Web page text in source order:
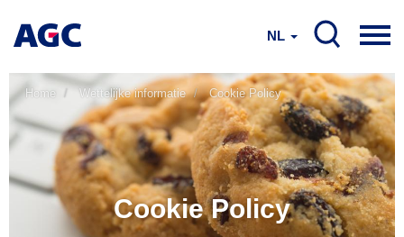
NL
Home Wettelijke informatie Cookie Policy
Cookie Policy